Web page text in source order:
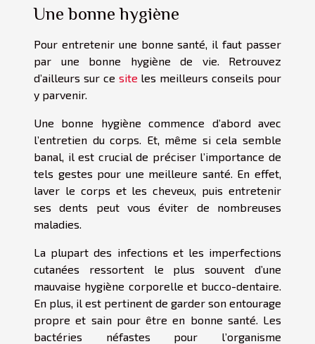
Une bonne hygiène
Pour entretenir une bonne santé, il faut passer
par une bonne hygiène de vie. Retrouvez
d’ailleurs sur ce site les meilleurs conseils pour
y parvenir.
Une bonne hygiène commence d’abord avec
l’entretien du corps. Et, même si cela semble
banal, il est crucial de préciser l’importance de
tels gestes pour une meilleure santé. En effet,
laver le corps et les cheveux, puis entretenir
ses dents peut vous éviter de nombreuses
maladies.
La plupart des infections et les imperfections
cutanées ressortent le plus souvent d’une
mauvaise hygiène corporelle et bucco-dentaire.
En plus, il est pertinent de garder son entourage
propre et sain pour être en bonne santé. Les
bactéries néfastes pour l’organisme